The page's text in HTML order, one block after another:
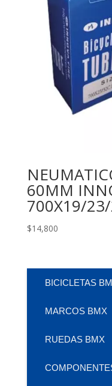
60MM
700X19/
$14,800
BICICLETAS
MARCOS BMX
RUEDAS BMX